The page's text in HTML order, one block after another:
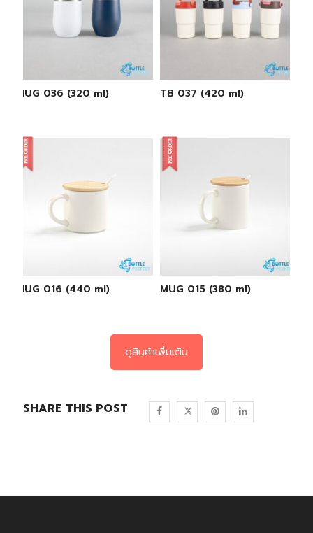
MUG 036 (320 ml) TB 037 (420 ml)
MUG 016 (440 ml) MUG 015 (380 ml)
ดูสินค้าเพิ่มเติม
SHARE THIS POST